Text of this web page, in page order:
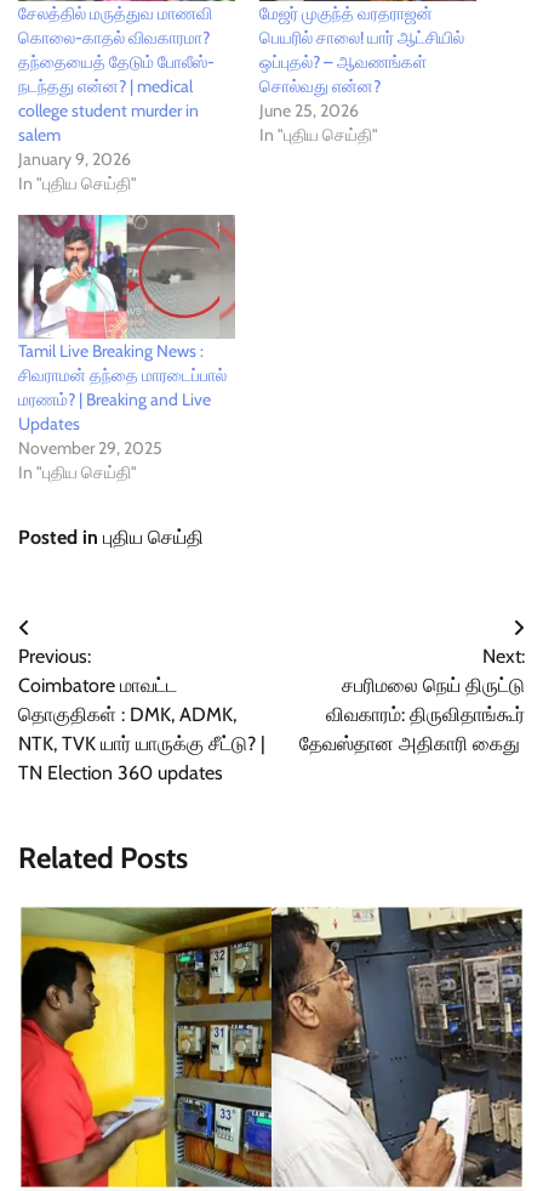
சேலத்தில் மருத்துவ மாணவி
கொலை-காதல் விவகாரமா?
தந்தையைத் தேடும் போலீஸ்-
நடந்தது என்ன? | medical
college student murder in
salem
January 9, 2026
In "புதிய செய்தி"
மேஜர் முகுந்த் வரதராஜன்
பெயரில் சாலை! யார் ஆட்சியில்
ஒப்புதல்? – ஆவணங்கள்
சொல்வது என்ன?
June 25, 2026
In "புதிய செய்தி"
Tamil Live Breaking News :
சிவராமன் தந்தை மாரடைப்பால்
மரணம்? | Breaking and Live
Updates
November 29, 2025
In "புதிய செய்தி"
Posted in புதிய செய்தி
Post
navigation
Previous:
Coimbatore மாவட்ட
தொகுதிகள் : DMK, ADMK,
NTK, TVK யார் யாருக்கு சீட்டு? |
TN Election 360 updates
Next:
சபரிமலை நெய் திருட்டு
விவகாரம்: திருவிதாங்கூர்
தேவஸ்தான அதிகாரி கைது
Related Posts